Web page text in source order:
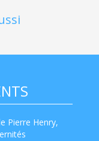
Pierre Henry,